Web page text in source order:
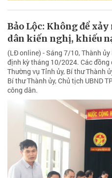
Bảo Lộc: Không để
dân kiến nghị, khiếu
(LĐ online) - Sáng 7/10, Thành
định kỳ tháng 10/2024. Các đồng
Thường vụ Tỉnh ủy, Bí thư Thành
Bí thư Thành ủy, Chủ tịch UBND
công dân.